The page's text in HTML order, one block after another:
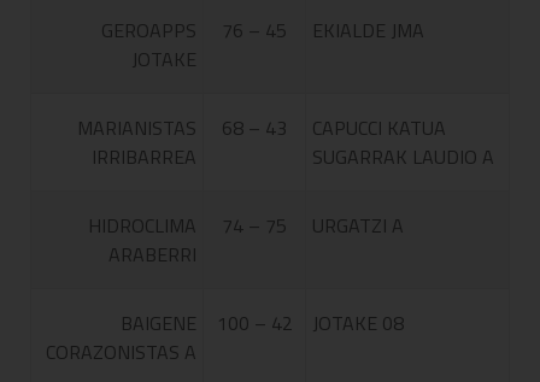
GEROAPPS
JOTAKE
76 – 45 EKIALDE JMA
MARIANISTAS
IRRIBARREA
68 – 43
CAPUCCI KATUA
SUGARRAK LAUDIO A
HIDROCLIMA
ARABERRI
74 – 75 URGATZI A
BAIGENE
CORAZONISTAS A
100 – 42 JOTAKE 08